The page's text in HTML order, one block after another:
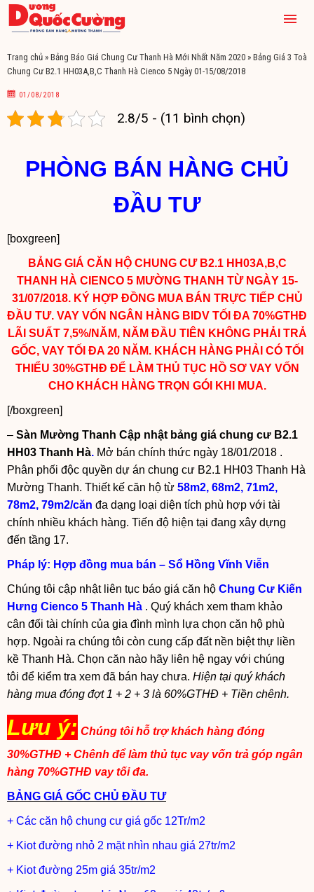
Trang chủ » Bảng Báo Giá Chung Cư Thanh Hà Mới Nhất Năm 2020 » Bảng Giá 3 Toà
Chung Cư B2.1 HH03A,B,C Thanh Hà Cienco 5 Ngày 01-15/08/2018
01/08/2018
2.8/5 - (11 bình chọn)
PHÒNG BÁN HÀNG CHỦ
ĐẦU TƯ
[boxgreen]
BẢNG GIÁ CĂN HỘ CHUNG CƯ B2.1 HH03A,B,C
THANH HÀ CIENCO 5 MƯỜNG THANH TỪ NGÀY 15-
31/07/2018. KÝ HỢP ĐỒNG MUA BÁN TRỰC TIẾP CHỦ
ĐẦU TƯ. VAY VỐN NGÂN HÀNG BIDV TỐI ĐA 70%GTHĐ
LÃI SUẤT 7,5%/NĂM, NĂM ĐẦU TIÊN KHÔNG PHẢI TRẢ
GỐC, VAY TỐI ĐA 20 NĂM. KHÁCH HÀNG PHẢI CÓ TỐI
THIỂU 30%GTHĐ ĐỂ LÀM THỦ TỤC HỒ SƠ VAY VỐN
CHO KHÁCH HÀNG TRỌN GÓI KHI MUA.
[/boxgreen]
– Sàn Mường Thanh Cập nhật bảng giá chung cư B2.1
HH03 Thanh Hà. Mở bán chính thức ngày 18/01/2018 .
Phân phối độc quyền dự án chung cư B2.1 HH03 Thanh Hà
Mường Thanh. Thiết kế căn hộ từ 58m2, 68m2, 71m2,
78m2, 79m2/căn đa dạng loại diện tích phù hợp với tài
chính nhiều khách hàng. Tiến độ hiện tại đang xây dựng
đến tầng 17.
Pháp lý: Hợp đồng mua bán – Sổ Hồng Vĩnh Viễn
Chúng tôi cập nhật liên tục báo giá căn hộ Chung Cư Kiến
Hưng Cienco 5 Thanh Hà . Quý khách xem tham khảo
cân đối tài chính của gia đình mình lựa chọn căn hộ phù
hợp. Ngoài ra chúng tôi còn cung cấp đất nền biệt thự liền
kề Thanh Hà. Chọn căn nào hãy liên hệ ngay với chúng
tôi để kiểm tra xem đã bán hay chưa. Hiện tại quý khách
hàng mua đóng đợt 1 + 2 + 3 là 60%GTHĐ + Tiền chênh.
Lưu ý: Chúng tôi hỗ trợ khách hàng đóng
30%GTHĐ + Chênh để làm thủ tục vay vốn trả góp ngân
hàng 70%GTHĐ vay tối đa.
BẢNG GIÁ GỐC CHỦ ĐẦU TƯ
+ Các căn hộ chung cư giá gốc 12Tr/m2
+ Kiot đường nhỏ 2 mặt nhìn nhau giá 27tr/m2
+ Kiot đường 25m giá 35tr/m2